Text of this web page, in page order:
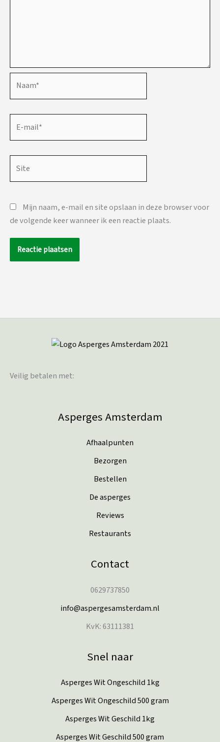
mail*
Mijn naam, e-mail en site opslaan in deze browser voor
de volgende keer wanneer ik een reactie plaats.
Veilig betalen met:
Asperges Amsterdam
Afhaalpunten
Bezorgen
Bestellen
De asperges
Reviews
Restaurants
Contact
0629737850
info@aspergesamsterdam.nl
KvK: 63111381
Snel naar
Asperges Wit Ongeschild 1kg
Asperges Wit Ongeschild 500 gram
Asperges Wit Geschild 1kg
Asperges Wit Geschild 500 gram